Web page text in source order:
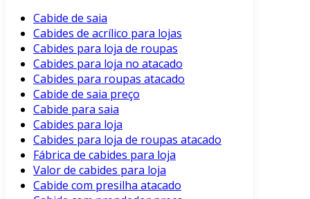
Cabide de saia
Cabides de acrílico para lojas
Cabides para loja de roupas
Cabides para loja no atacado
Cabides para roupas atacado
Cabide de saia preço
Cabide para saia
Cabides para loja
Cabides para loja de roupas atacado
Fábrica de cabides para loja
Valor de cabides para loja
Cabide com presilha atacado